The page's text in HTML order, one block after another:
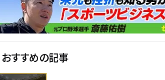
おすすめの記事